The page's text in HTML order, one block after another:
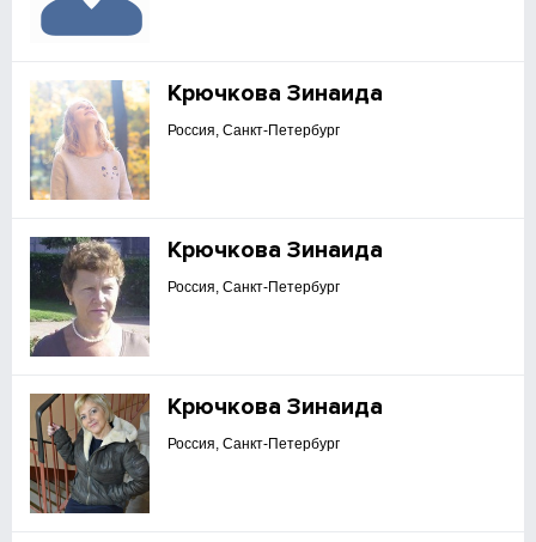
Крючкова Зинаида
Россия, Санкт-Петербург
Крючкова Зинаида
Россия, Санкт-Петербург
Крючкова Зинаида
Россия, Санкт-Петербург